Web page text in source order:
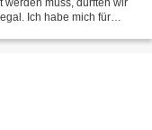
Ich habe mich für